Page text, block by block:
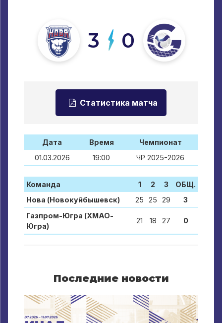
3 0
Статистика матча
Дата Время
Чемпионат
01.03.2026
19:00 ЧР 2025-2026
Команда 1 2 3
ОБЩ.
Нова (Новокуйбышевск)
25 25 29
3
Газпром-Югра (ХМАО-
Югра)
21 18 27 0
Последние новости